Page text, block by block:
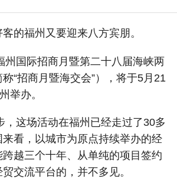
福州又要迎来八方宾朋。
国际招商月暨第二十八届海峡两
“招商月暨海交会”），将于5月21
举办。
这场活动在福州已经走过了30多
看，以城市为原点持续举办的经
越三个十年、从单纯的项目签约
交流平台的，并不多见。